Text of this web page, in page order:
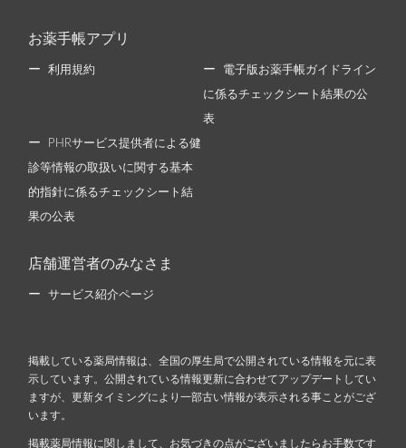
お薬手帳アプリ
利用規約 電子版お薬手帳ガイドライン
に係るチェックシート結果の公
表
PHRサービス提供者による健
診等情報の取扱いに関する基本
的指針に係るチェックシート結
果の公表
店舗運営者のみなさま
サービス紹介ページ
掲載している薬局情報は、全国の厚生局で公開されている情報を元に表
示しています。公開されている情報更新に合わせてアップデートしてい
ますが、更新タイミングにより一部古い情報が表示される事ことがござ
います。
掲載薬局情報に関しまして、お気づきの点がございましたらお手数です